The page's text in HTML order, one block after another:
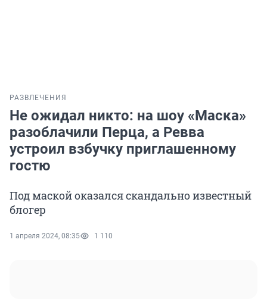
РАЗВЛЕЧЕНИЯ
Не ожидал никто: на шоу «Маска»
разоблачили Перца, а Ревва
устроил взбучку приглашенному
гостю
Под маской оказался скандально известный
блогер
1 апреля 2024, 08:35 1 110